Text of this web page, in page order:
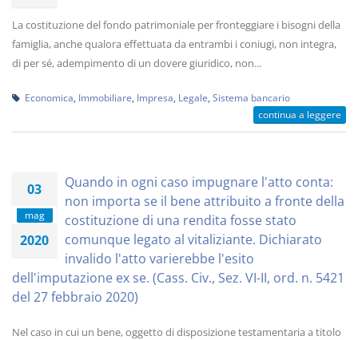
La costituzione del fondo patrimoniale per fronteggiare i bisogni della
famiglia, anche qualora effettuata da entrambi i coniugi, non integra,
di per sé, adempimento di un dovere giuridico, non...
Economica Immobiliare Impresa Legale Sistema bancario
continua a leggere
03
mag
2020
Quando in ogni caso impugnare l'atto conta:
non importa se il bene attribuito a fronte della
costituzione di una rendita fosse stato
comunque legato al vitaliziante. Dichiarato
invalido l'atto varierebbe l'esito
dell'imputazione ex se. (Cass. Civ., Sez. VI-II, ord. n. 5421
del 27 febbraio 2020)
Nel caso in cui un bene, oggetto di disposizione testamentaria a titolo